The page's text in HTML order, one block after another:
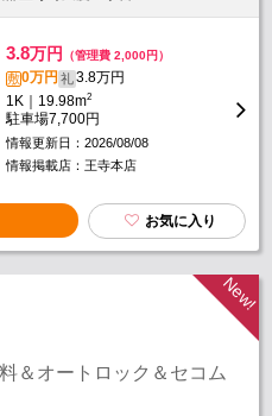
3.8万円 （管理費 2,000円）
敷0万円 礼3.8万円
1K｜19.98m2
駐車場7,700円
情報更新日：2026/08/08
情報掲載店：王寺本店
お気に入り
＆オートロック＆セコム